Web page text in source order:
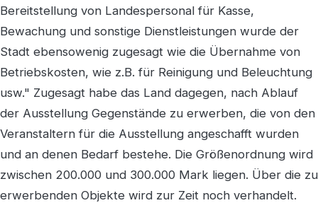
Bereitstellung von Landespersonal für Kasse,
Bewachung und sonstige Dienstleistungen wurde der
Stadt ebensowenig zugesagt wie die Übernahme von
Betriebskosten, wie z.B. für Reinigung und Beleuchtung
usw." Zugesagt habe das Land dagegen, nach Ablauf
der Ausstellung Gegenstände zu erwerben, die von den
Veranstaltern für die Ausstellung angeschafft wurden
und an denen Bedarf bestehe. Die Größenordnung wird
zwischen 200.000 und 300.000 Mark liegen. Über die zu
erwerbenden Objekte wird zur Zeit noch verhandelt.